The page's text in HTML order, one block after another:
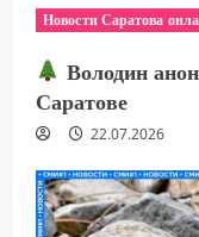
Новости Саратова
Володин
Саратове
22.07.2026